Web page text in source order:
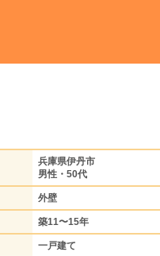
兵庫県伊丹市
男性・50代
外壁
築11〜15年
一戸建て